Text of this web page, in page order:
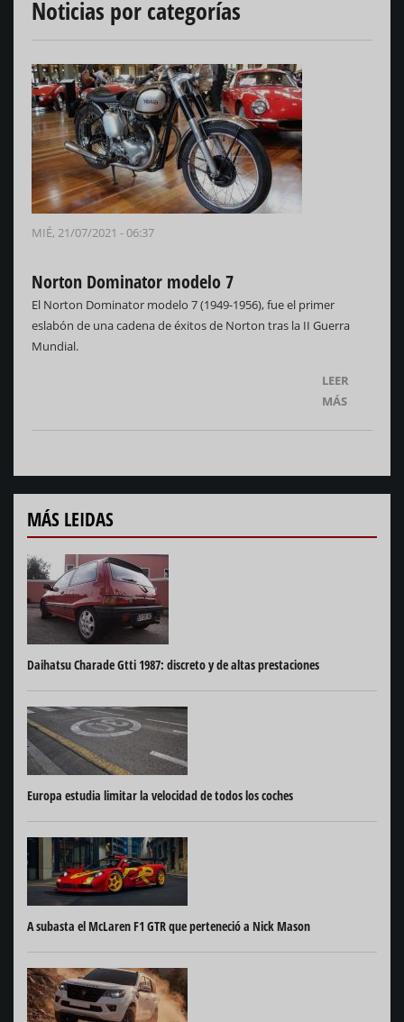
Noticias por categorías
MIÉ, 21/07/2021 - 06:37
Norton Dominator modelo 7
El Norton Dominator modelo 7 (1949-1956), fue el primer
eslabón de una cadena de éxitos de Norton tras la II Guerra
Mundial.
LEER
MÁS
MÁS LEIDAS
Daihatsu Charade Gtti 1987: discreto y de altas prestaciones
Europa estudia limitar la velocidad de todos los coches
A subasta el McLaren F1 GTR que perteneció a Nick Mason